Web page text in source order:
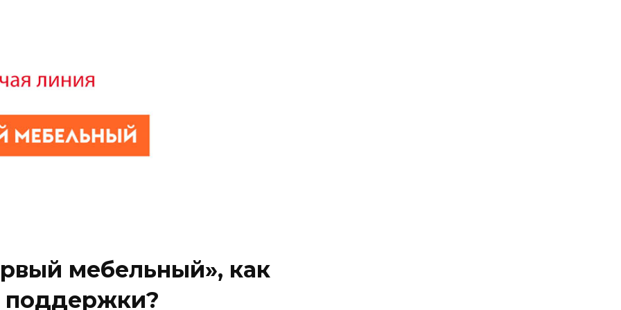
мебельный», как
поддержки?